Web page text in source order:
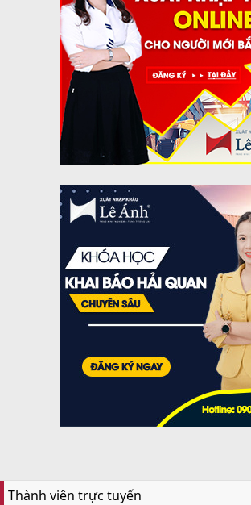
Thành viên trực tuyến